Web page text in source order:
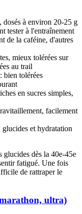
dosés à environ 20-25 g
tester à l'entraînement
de la caféine, d'autres
mieux tolérées sur
au trail
bien tolérées
en sucres simples,
facilement
glucides et hydratation
glucides dès la 40e-45e
fatigué. Une fois
de rattraper le
ultra)